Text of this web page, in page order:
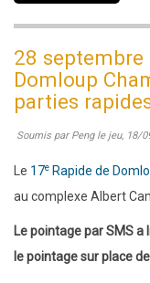
2025
:
de
du
Pays
28 septembre
Domloup
parties
Soumis par Pengle jeu, 18/
Le 17e Rapide de
au complexe Albert
Le pointage par SMS a
le pointage sur place